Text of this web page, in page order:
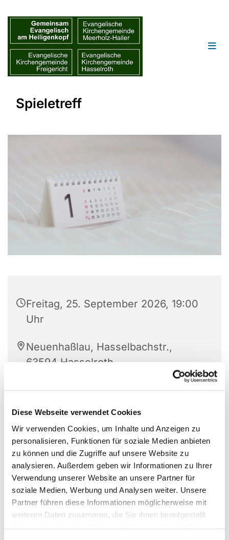
Diese Webseite verwendet Cookies
Wir verwenden Cookies, um Inhalte und Anzeigen zu
personalisieren, Funktionen für soziale Medien anbieten
zu können und die Zugriffe auf unsere Website zu
analysieren. Außerdem geben wir Informationen zu Ihrer
Verwendung unserer Website an unsere Partner für
soziale Medien, Werbung und Analysen weiter. Unsere
Partner führen diese Informationen möglicherweise mit
weiteren Daten zusammen, die Sie ihnen bereitgestellt
Spieletreff
Freitag, 25. September 2026, 19:00
Uhr
Neuenhaßlau, Hasselbachstr.,
63594 Hasselroth